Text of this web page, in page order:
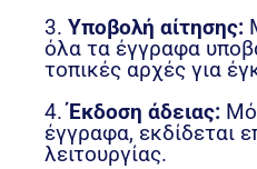
3. Υποβολή αίτησης:
όλα τα έγγραφα
τοπικές αρχές για
4.Έκδοση άδειας:
έγγραφα, εκδίδεται
λειτουργίας.